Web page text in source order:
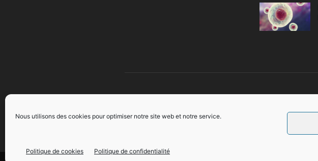
Nous utilisons des cookies pour optimiser notre site web et notre service.
Politique de cookies Politique de confidentialité